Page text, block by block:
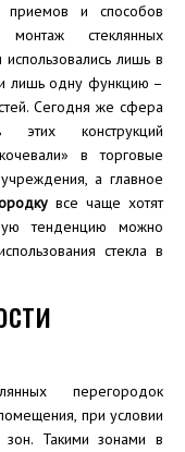
приемов и способов
монтаж стеклянных
лишь в
лишь одну функцию –
Сегодня же сфера
этих конструкций
в торговые
а главное
все чаще хотят
тенденцию можно
стекла в
перегородок
при условии
зон. Такими зонами в